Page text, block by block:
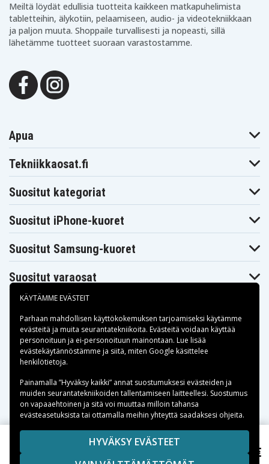
Vaikutus 22.5 W
Kapasiteetti 10000 mAh
sopii
SiGN Extreme Tehokas LED-Varavirtalähde 10 000 mAh,
19,90 €
Meiltä löydät edullisia tuotteita kaikkeen matkapuhelimista
tabletteihin, älykotiin, pelaamiseen, audio- ja videotekniikkaan
ja paljon muuta. Shoppaile turvallisesti ja nopeasti, sillä
lähetämme tuotteet suoraan varastostamme.
Apua
Tekniikkaosat.fi
Suositut kategoriat
Suositut iPhone-kuoret
Suositut Samsung-kuoret
Suositut varaosat
Maksuvaihtoehdot
Toimitusvaihtoehdot
Copyright © 2026, Spares Nordic AB
SIVULLA MAINITUT TAVARAMERKIT OVAT OMISTAJIENSA
KÄYTÄMME EVÄSTEIT
Parhaan mahdollisen käyttökokemuksen tarjoamiseksi käytämme
evästeitä ja muita seurantatekniikoita. Evästeitä voidaan käyttää
personoituun ja ei-personoituun mainontaan. Lue lisää
evästekäytännöstämme ja siitä, miten Google käsittelee
henkilötietoja.
Painamalla ”Hyväksy kaikki” annat suostumuksesi evästeiden ja
muiden seurantatekniikoiden tallentamiseen laitteellesi. Suostumus
on vapaaehtoinen ja sitä voi muuttaa milloin tahansa
evästeasetuksista tai ottamalla meihin yhteyttä saadaksesi ohjeita.
HYVÄKSY EVÄSTEET